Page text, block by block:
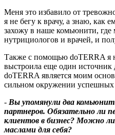
Меня это избавило от
я не бегу к врачу, а знаю, как
захожу в наше комьюнити, где
нутрициологов и врачей, и
Также с помощью doTERRA я
выстроила еще один источник
doTERRA является моим
сильном окружении
- Вы упомянули два
партнеров. Обязательно ли
клиентов в бизнес?Можно ли
маслами для себя?